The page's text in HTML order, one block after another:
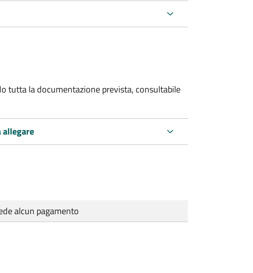
tutta la documentazione prevista, consultabile
allegare
alcun pagamento